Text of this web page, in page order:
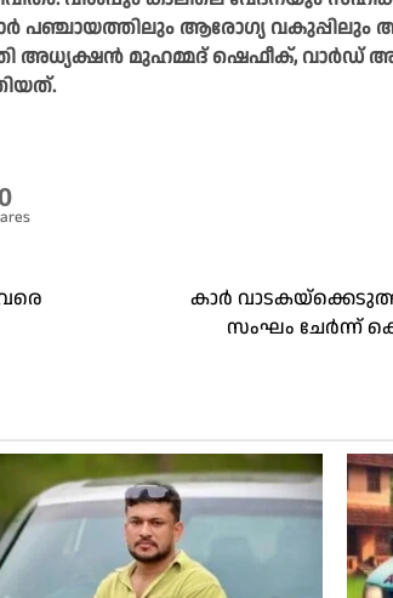
പഞ്ചായത്തിലും ആരോഗ്യ വകുപ്പിലും
അധ്യക്ഷൻ മുഹമ്മദ് ഷെഫീക്, വാർഡ്
0
കാര്‍
സംഘം ചേര്‍ന്ന്